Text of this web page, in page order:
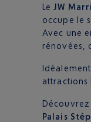
LeJW
occupe le
Avec une
rénovées,
attractions
Palais